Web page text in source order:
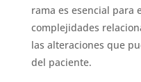
rama es esencial para
complejidades
las alteraciones que
del paciente.